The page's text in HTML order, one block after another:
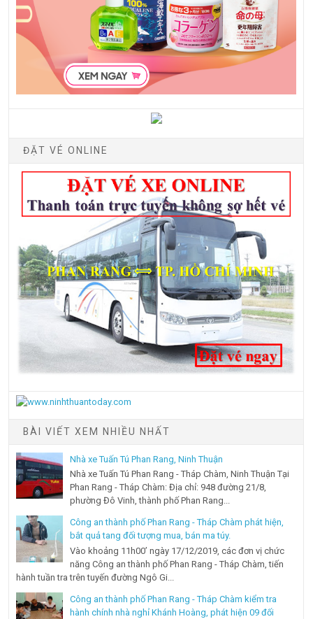
ĐẶT VÉ ONLINE
BÀI VIẾT XEM NHIỀU NHẤT
Nhà xe Tuấn Tú Phan Rang, Ninh Thuận
Nhà xe Tuấn Tú Phan Rang - Tháp Chàm, Ninh Thuận Tại
Phan Rang - Tháp Chàm: Địa chỉ: 948 đường 21/8,
phường Đô Vinh, thành phố Phan Rang...
Công an thành phố Phan Rang - Tháp Chàm phát hiện,
bắt quả tang đối tượng mua, bán ma túy.
Vào khoảng 11h00’ ngày 17/12/2019, các đơn vị chức
năng Công an thành phố Phan Rang - Tháp Chàm, tiến
hành tuần tra trên tuyến đường Ngô Gi...
Công an thành phố Phan Rang - Tháp Chàm kiểm tra
hành chính nhà nghỉ Khánh Hoàng, phát hiện 09 đối